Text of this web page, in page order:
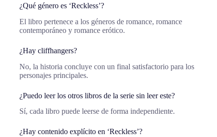
¿Qué género es ‘Reckless’?
El libro pertenece a los géneros de romance, romance
contemporáneo y romance erótico.
¿Hay cliffhangers?
No, la historia concluye con un final satisfactorio para los
personajes principales.
¿Puedo leer los otros libros de la serie sin leer este?
Sí, cada libro puede leerse de forma independiente.
¿Hay contenido explícito en ‘Reckless’?